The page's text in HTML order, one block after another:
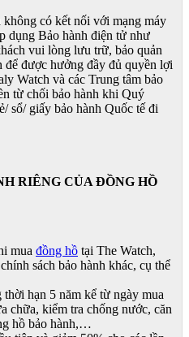
có kết nối với mạng máy
dụng Bảo hành điện tử như
vui lòng lưu trữ, bảo quản
để được hưởng đầy đủ quyền lợi
Watch và các Trung tâm bảo
từ chối bảo hành khi Quý
sổ/ giấy bảo hành Quốc tế đi
RIÊNG CỦA ĐỒNG HỒ
mua đồng hồ tại The Watch,
sách bảo hành khác, cụ thể
hạn 5 năm kể từ ngày mua
chữa, kiểm tra chống nước, căn
hồ bảo hành,…